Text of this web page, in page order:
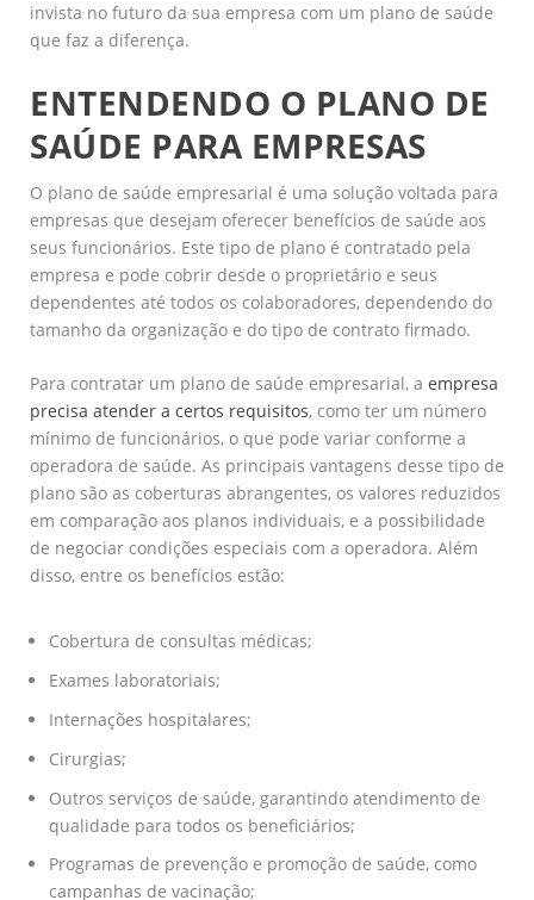
invista no futuro da sua empresa com um plano de saúde
que faz a diferença.
ENTENDENDO O PLANO DE
SAÚDE PARA EMPRESAS
O plano de saúde empresarial é uma solução voltada para
empresas que desejam oferecer benefícios de saúde aos
seus funcionários. Este tipo de plano é contratado pela
empresa e pode cobrir desde o proprietário e seus
dependentes até todos os colaboradores, dependendo do
tamanho da organização e do tipo de contrato firmado.
Para contratar um plano de saúde empresarial, a empresa
precisa atender a certos requisitos, como ter um número
mínimo de funcionários, o que pode variar conforme a
operadora de saúde. As principais vantagens desse tipo de
plano são as coberturas abrangentes, os valores reduzidos
em comparação aos planos individuais, e a possibilidade
de negociar condições especiais com a operadora. Além
disso, entre os benefícios estão:
Cobertura de consultas médicas;
Exames laboratoriais;
Internações hospitalares;
Cirurgias;
Outros serviços de saúde, garantindo atendimento de
qualidade para todos os beneficiários;
Programas de prevenção e promoção de saúde, como
campanhas de vacinação;